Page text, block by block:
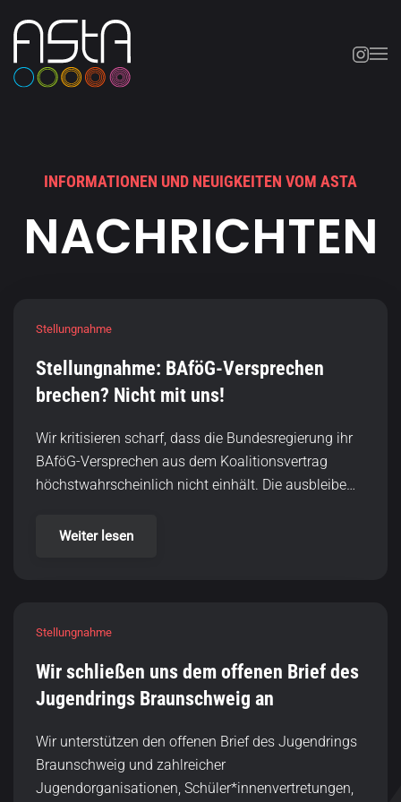
Skip to main content
INFORMATIONEN UND NEUIGKEITEN VOM ASTA
NACHRICHTEN
Stellungnahme
Stellungnahme: BAföG-Versprechen
brechen? Nicht mit uns!
Wir kritisieren scharf, dass die Bundesregierung ihr
BAföG-Versprechen aus dem Koalitionsvertrag
höchstwahrscheinlich nicht einhält. Die ausbleibe…
Weiter lesen
Stellungnahme
Wir schließen uns dem offenen Brief des
Jugendrings Braunschweig an
Wir unterstützen den offenen Brief des Jugendrings
Braunschweig und zahlreicher
Jugendorganisationen, Schüler*innenvertretungen,